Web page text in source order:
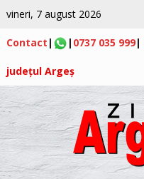
vineri, 7 august 2026
Contact | | 0737 035 999|
județul Argeș